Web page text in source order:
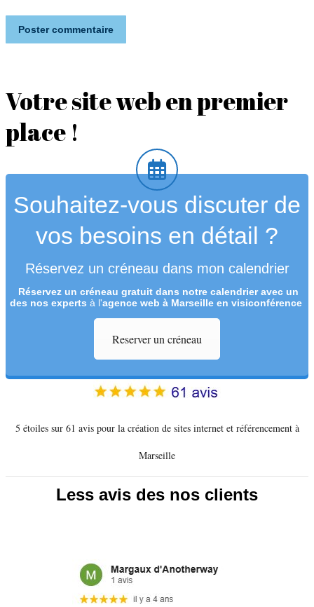
Poster commentaire
Votre site web en premier
place !
Souhaitez-vous discuter de
vos besoins en détail ?
Réservez un créneau dans mon calendrier
Réservez un créneau gratuit dans notre calendrier avec un
des nos experts à l'agence web à Marseille en visiconférence
Reserver un créneau
5 étoiles sur 61 avis pour la création de sites internet et référencement à
Marseille
Less avis des nos clients